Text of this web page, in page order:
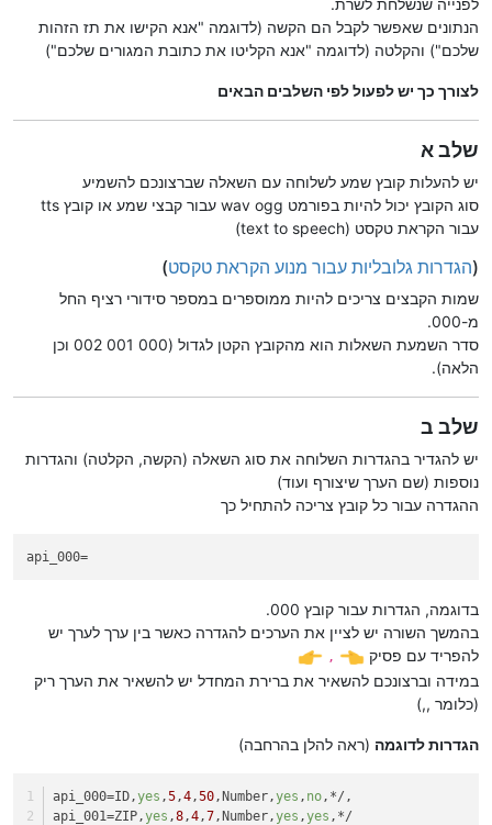
הנתונים שאפשר לקבל הם הקשה (לדוגמה "אנא הקישו את תז הזהות
שלכם") והקלטה (לדוגמה "אנא הקליטו את כתובת המגורים שלכם")
לצורך כך יש לפעול לפי השלבים הבאים
שלב א
יש להעלות קובץ שמע לשלוחה עם השאלה שברצונכם להשמיע
סוג הקובץ יכול להיות בפורמט wav ogg עבור קבצי שמע או קובץ tts
עבור הקראת טקסט (text to speech)
(הגדרות גלובליות עבור מנוע הקראת טקסט)
שמות הקבצים צריכים להיות ממוספרים במספר סידורי רציף החל
מ-000.
סדר השמעת השאלות הוא מהקובץ הקטן לגדול (000 001 002 וכן
הלאה).
שלב ב
יש להגדיר בהגדרות השלוחה את סוג השאלה (הקשה, הקלטה) והגדרות
נוספות (שם הערך שיצורף ועוד)
ההגדרה עבור כל קובץ צריכה להתחיל כך
api_000=
בדוגמה, הגדרות עבור קובץ 000.
בהמשך השורה יש לציין את הערכים להגדרה כאשר בין ערך לערך יש
להפריד עם פסיק
,
במידה וברצונכם להשאיר את ברירת המחדל יש להשאיר את הערך ריק
(כלומר ,,)
הגדרות לדוגמה (ראה להלן בהרחבה)
api_000=ID,yes ,5,4,50,Number,yes , no,*/,
api_001=ZIP,yes ,8,4,7,Number,yes ,yes ,*/